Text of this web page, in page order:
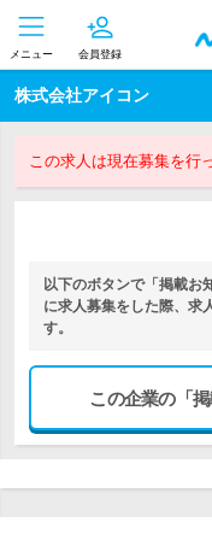
メニュー 会員登録
株式会社アイコン
この求人は現在募集を行
以下のボタンで「掲載お
に求人募集をした際、求
す。
この企業の「